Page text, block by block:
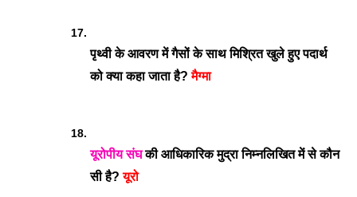
पृथ्वी के आवरण में गैसों के साथ मिश्रित खुले हुए पदार्थ
को क्या कहा जाता है? मैग्मा
यूरोपीय संघ की आधिकारिक मुद्रा निम्नलिखित में से कौन
सी है? यूरो